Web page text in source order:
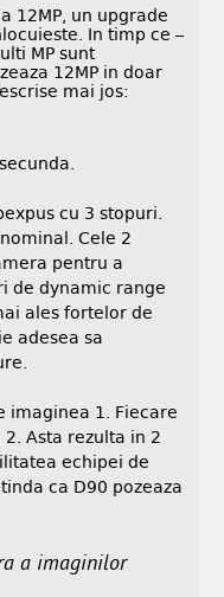
12MP, un upgrade
In timp ce –
MP sunt
12MP in doar
mai jos:
cu 3 stopuri.
Cele 2
pentru a
de dynamic range
ales fortelor de
adesea sa
imaginea 1. Fiecare
Asta rezulta in 2
echipei de
ca D90 pozeaza
a imaginilor